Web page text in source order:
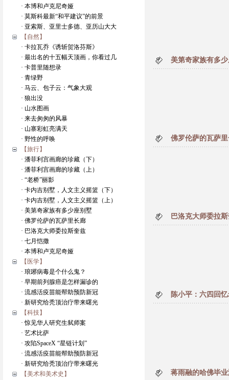
· 本博和卢克尼奇娅
· 莫斯科最新“和平建议”的前景
· 亚索斯、亚里士多德、亚历山大大
【自然】
· 卡拉瓦乔《诱斩贺洛芬斯》
· 最出名的十五幅天顶画，你看过几
· 卡普里随想录
· 青绿野
· 马云、包子云：气象大观
· 狼出没
· 山水图画
· 来去匆匆的风暴
· 山寨彩虹亮满天
· 野性的呼唤
【旅行】
· 潘菲利宫画廊的珍藏（下）
· 潘菲利宫画廊的珍藏（上）
· “老桥”丽影
· 卡内吉别墅，人文主义摇篮（下）
· 卡内吉别墅，人文主义摇篮（上）
· 美第奇家族有多少座别墅
· 佛罗伦萨的瓦萨里长廊
· 巴洛克大师委拉斯奎兹
· 七月恺撒
· 本博和卢克尼奇娅
【医学】
· 琅琊病毒是个什么鬼？
· 早期前列腺癌是怎样漏诊的
· 流感活疫苗能帮助预防新冠
· 新研究给秃顶治疗带来曙光
【科技】
· 惊见华人研究生弑师案
· 艺术比萨
· 攻陷SpaceX “星链计划”
· 流感活疫苗能帮助预防新冠
· 新研究给秃顶治疗带来曙光
【美术和美术史】
美第奇家族有多
佛罗伦萨的瓦萨
巴洛克大师委拉
陈小平：六四回
蒋雨融的哈佛毕